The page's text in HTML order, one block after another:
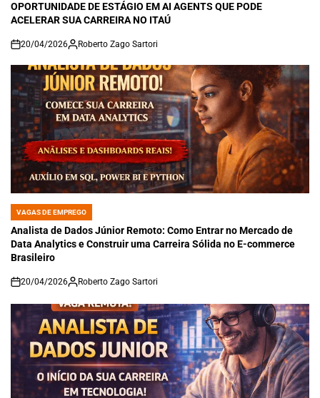
OPORTUNIDADE DE ESTÁGIO EM AI AGENTS QUE PODE
ACELERAR SUA CARREIRA NO ITAÚ
on
20/04/2026 Roberto Zago Sartori
POSTED
IN
VAGAS DE EMPREGO
Analista de Dados Júnior Remoto: Como Entrar no Mercado de
Data Analytics e Construir uma Carreira Sólida no E-commerce
Brasileiro
on
20/04/2026 Roberto Zago Sartori